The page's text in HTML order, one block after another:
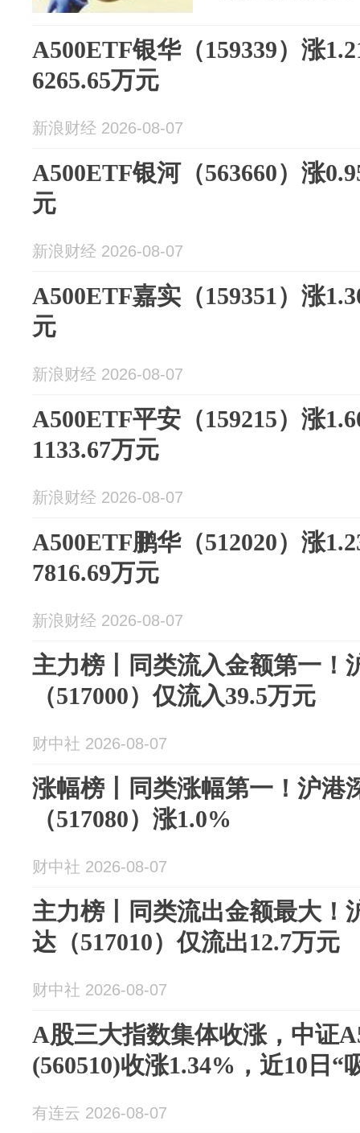
A500ETF银华（159339）涨
6265.65万元
新浪财经 2026-08-07
A500ETF银河（563660）涨
元
新浪财经 2026-08-07
A500ETF嘉实（159351）涨
元
新浪财经 2026-08-07
A500ETF平安（159215）涨
1133.67万元
新浪财经 2026-08-07
A500ETF鹏华（512020）涨
7816.69万元
新浪财经 2026-08-07
主力榜丨同类流入金额第一！
（517000）仅流入39.5万元
财中社 2026-08-07
涨幅榜丨同类涨幅第一！沪港
（517080）涨1.0%
财中社 2026-08-07
主力榜丨同类流出金额最大！
达（517010）仅流出12.7万元
财中社 2026-08-07
A股三大指数集体收涨，中证
(560510)收涨1.34%，近10日“
有连云 2026-08-07